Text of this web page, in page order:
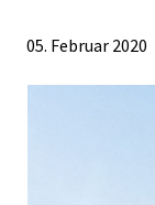
05. Februar 2020